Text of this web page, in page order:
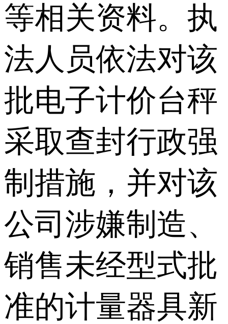
等相关资料。执
法人员依法对该
批电子计价台秤
采取查封行政强
制措施，并对该
公司涉嫌制造、
销售未经型式批
准的计量器具新